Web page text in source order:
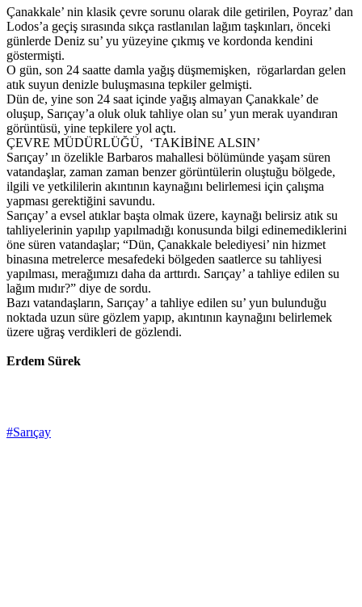
Çanakkale’ nin klasik çevre sorunu olarak dile getirilen, Poyraz’ dan
Lodos’a geçiş sırasında sıkça rastlanılan lağım taşkınları, önceki
günlerde Deniz su’ yu yüzeyine çıkmış ve kordonda kendini
göstermişti.
O gün, son 24 saatte damla yağış düşmemişken, rögarlardan gelen
atık suyun denizle buluşmasına tepkiler gelmişti.
Dün de, yine son 24 saat içinde yağış almayan Çanakkale’ de
oluşup, Sarıçay’a oluk oluk tahliye olan su’ yun merak uyandıran
görüntüsü, yine tepkilere yol açtı.
ÇEVRE MÜDÜRLÜĞÜ, ‘TAKİBİNE ALSIN’
Sarıçay’ ın özelikle Barbaros mahallesi bölümünde yaşam süren
vatandaşlar, zaman zaman benzer görüntülerin oluştuğu bölgede,
ilgili ve yetkililerin akıntının kaynağını belirlemesi için çalışma
yapması gerektiğini savundu.
Sarıçay’ a evsel atıklar başta olmak üzere, kaynağı belirsiz atık su
tahliyelerinin yapılıp yapılmadığı konusunda bilgi edinemediklerini
öne süren vatandaşlar; “Dün, Çanakkale belediyesi’ nin hizmet
binasına metrelerce mesafedeki bölgeden saatlerce su tahliyesi
yapılması, merağımızı daha da arttırdı. Sarıçay’ a tahliye edilen su
lağım mıdır?” diye de sordu.
Bazı vatandaşların, Sarıçay’ a tahliye edilen su’ yun bulunduğu
noktada uzun süre gözlem yapıp, akıntının kaynağını belirlemek
üzere uğraş verdikleri de gözlendi.
Erdem Sürek
#Sarıçay